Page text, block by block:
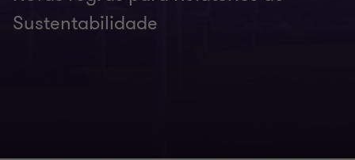
Sustentabilidade